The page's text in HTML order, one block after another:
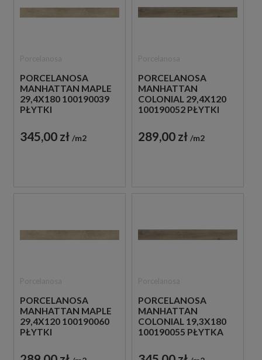
PORCELANOSA
MANHATTAN MAPLE
29,4X180 100190039
PŁYTKI
345,00 zł m2
PORCELANOSA
MANHATTAN
COLONIAL 29,4X120
100190052 PŁYTKI
289,00 zł m2
PORCELANOSA
MANHATTAN MAPLE
29,4X120 100190060
PŁYTKI
PORCELANOSA
MANHATTAN
COLONIAL 19,3X180
100190055 PŁYTKA